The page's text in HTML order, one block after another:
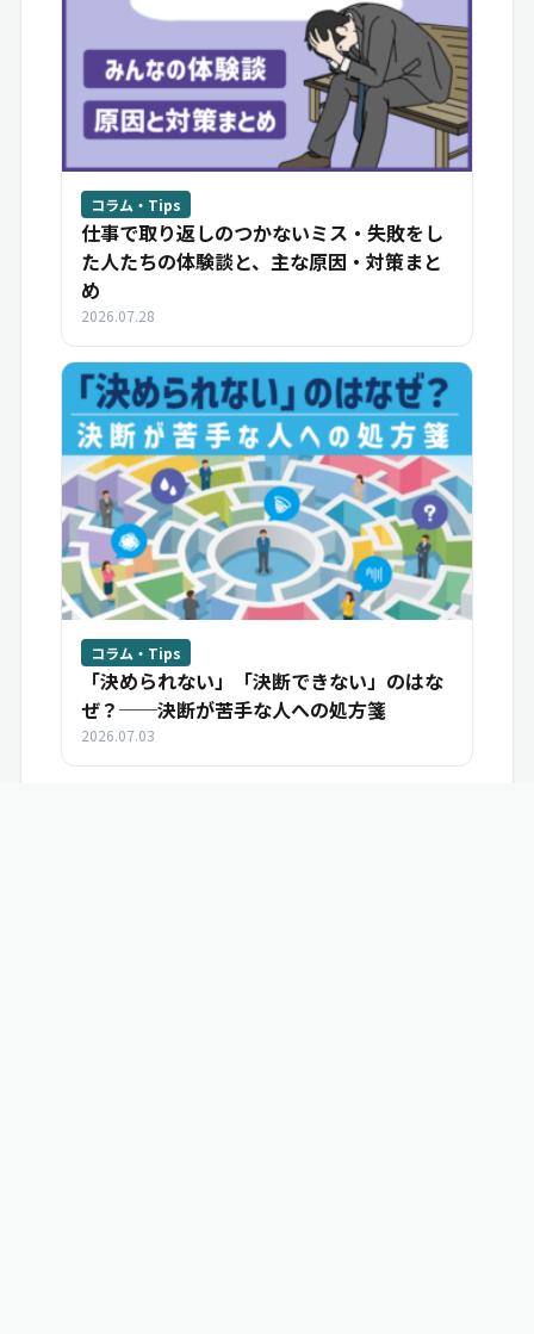
コラム・Tips
仕事で取り返しのつかないミス・失敗をし
た人たちの体験談と、主な原因・対策まと
め
2026.07.28
コラム・Tips
「決められない」「決断できない」のはな
ぜ？──決断が苦手な人への処方箋
2026.07.03